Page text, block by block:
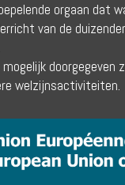
orgaan dat
van de
doorgegeven
welzijnsactiviteiten.